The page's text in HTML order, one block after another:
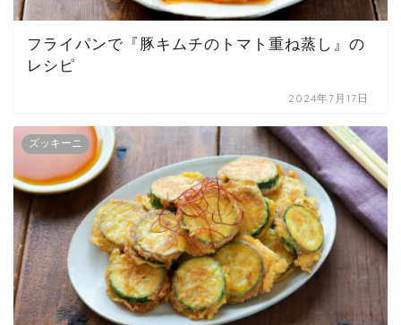
フライパンで『豚キムチのトマト重ね蒸し』の
レシピ
2024年7月17日
ズッキーニ